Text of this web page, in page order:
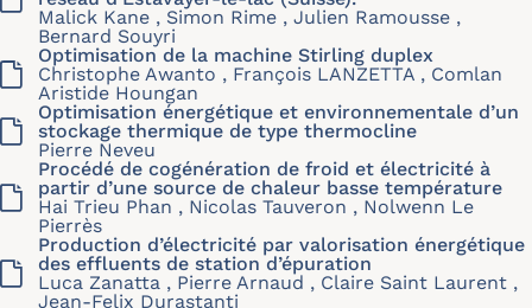
Malick Kane , Simon Rime , Julien Ramousse ,
Bernard Souyri
Optimisation de la machine Stirling duplex
Christophe Awanto , François LANZETTA , Comlan
Aristide Houngan
Optimisation énergétique et environnementale d’un
stockage thermique de type thermocline
Pierre Neveu
Procédé de cogénération de froid et électricité à
partir d’une source de chaleur basse température
Hai Trieu Phan , Nicolas Tauveron , Nolwenn Le
Pierrès
Production d’électricité par valorisation énergétique
des effluents de station d’épuration
Luca Zanatta , Pierre Arnaud , Claire Saint Laurent ,
Jean-Felix Durastanti